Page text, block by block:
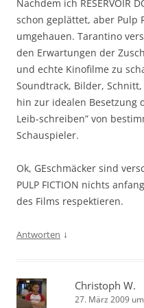
Nachdem ich RESERVOIR
schon geplättet, aber Pulp
umgehauen. Tarantino
den Erwartungen der
und echte Kinofilme zu
Soundtrack, Bilder,
hin zur idealen Besetzung
Leib-schreiben” von
Schauspieler.
Ok, GEschmäcker sind
PULP FICTION nichts
des Films respektieren.
Antworten ↓
Christoph W.
27. März 2009